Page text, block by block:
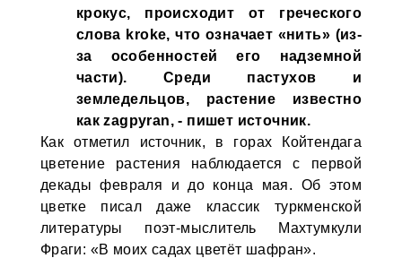
крокус, происходит от греческого
слова kroke, что означает «нить» (из-
за особенностей его надземной
части). Среди пастухов и
земледельцов, растение известно
как zagpyran, - пишет источник.
Как отметил источник, в горах Койтендага
цветение растения наблюдается с первой
декады февраля и до конца мая. Об этом
цветке писал даже классик туркменской
литературы поэт-мыслитель Махтумкули
Фраги: «В моих садах цветёт шафран».